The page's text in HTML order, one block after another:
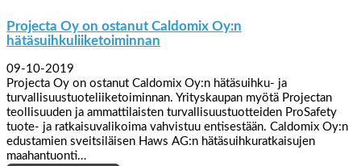
Projecta Oy on ostanut Caldomix Oy:n
hätäsuihkuliiketoiminnan
09-10-2019
Projecta Oy on ostanut Caldomix Oy:n hätäsuihku- ja
turvallisuustuoteliiketoiminnan. Yrityskaupan myötä Projectan
teollisuuden ja ammattilaisten turvallisuustuotteiden ProSafety
tuote- ja ratkaisuvalikoima vahvistuu entisestään. Caldomix Oy:n
edustamien sveitsiläisen Haws AG:n hätäsuihkuratkaisujen
maahantuonti…